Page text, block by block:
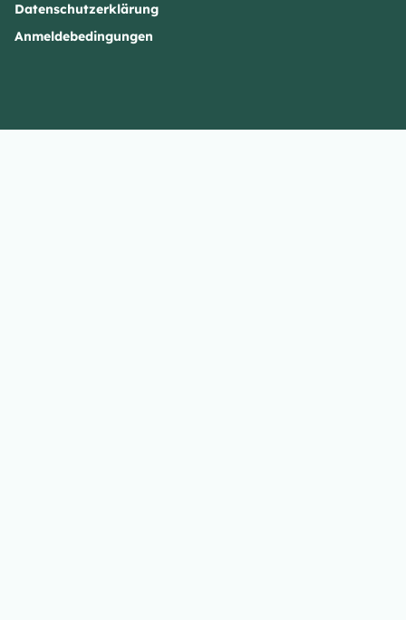
Datenschutzerklärung
Anmeldebedingungen